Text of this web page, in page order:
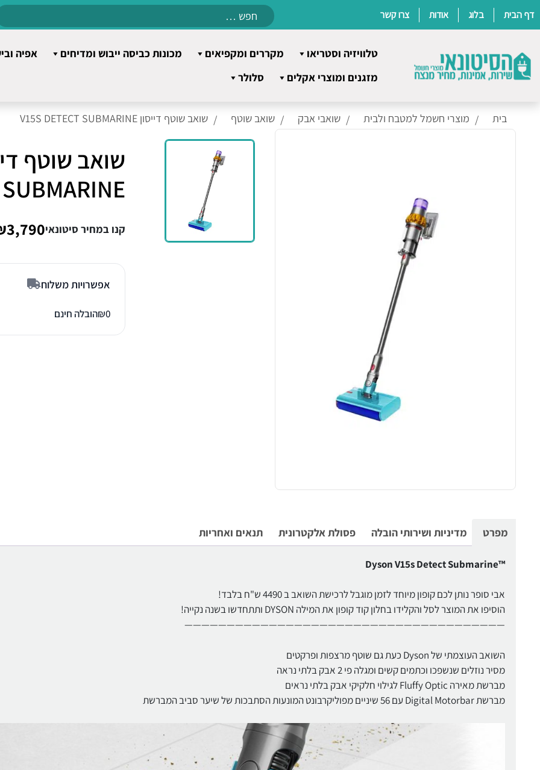
Skip
דף הבית בלוג אודות צרו קשר
Search
טלוויזיה וסטריאו מקררים ומקפיאים מכונות כביסה ייבוש ומדיחים
אפיה
מזגנים ומוצרי אקלים
סלולר
בית מוצרי חשמל למטבח ולבית שואבי אבק שואב שוטף שואב שוטף דייסון V15S DETECT SUBMARINE
SUBMARINE
קנו במחיר סיטונאי
אפשרויות משלוח
₪0 הובלה חינם
מפרט מדיניות ושירותי הובלה פסולת אלקטרונית תנאים ואחריות
Dyson V15s Detect Submarine™‎
אבי סופר נותן לכם קופון מיוחד לזמן מוגבל לרכישת השואב ב 4490 ש"ח בלבד!
הוסיפו את המוצר לסל והקלידו בחלון קוד קופון את המילה DYSON ותתחדשו בשנה נקייה!
——————————————————————————————————————
השואב העוצמתי של Dyson כעת גם שוטף מרצפות ופרקטים
מסיר נוזלים שנשפכו וכתמים קשים ומגלה פי 2 אבק בלתי נראה
מברשת מאירה Fluffy Optic לגילוי חלקיקי אבק בלתי נראים
מברשת Digital Motorbar עם 56 שיניים מפוליקרבונט המונעות הסתבכות של שיער סביב המברשת